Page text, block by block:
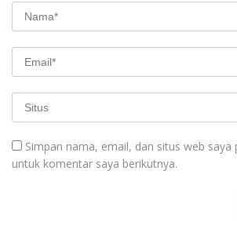
Simpan nama, email, dan situs web saya
untuk komentar saya berikutnya.